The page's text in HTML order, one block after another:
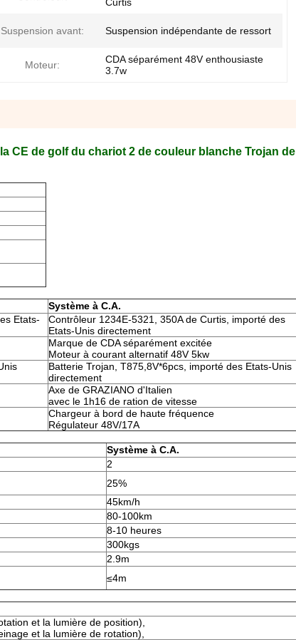
Suspension avant: Suspension indépendante de ressort
Moteur:
CDA séparément 48V enthousiaste
3.7w
CE de golf du chariot 2 de couleur blanche Trojan de
Système à C.A.
Etats-
Contrôleur 1234E-5321, 350A de Curtis, importé des
Etats-Unis directement
Marque de CDA séparément excitée
Moteur à courant alternatif 48V 5kw
Batterie Trojan, T875,8V*6pcs, importé des Etats-Unis
directement
Axe de GRAZIANO d'Italien
avec le 1h16 de ration de vitesse
Chargeur à bord de haute fréquence
Régulateur 48V/17A
Système à C.A.
2
25%
45km/h
80-100km
8-10 heures
300kgs
2.9m
≤4m
et la lumière de position),
et la lumière de rotation),